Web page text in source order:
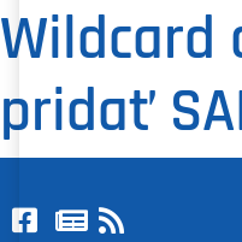
Wildcard
pridať